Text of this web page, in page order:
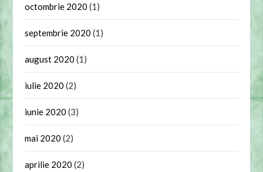
octombrie 2020 (1)
septembrie 2020 (1)
august 2020 (1)
iulie 2020 (2)
iunie 2020 (3)
mai 2020 (2)
aprilie 2020 (2)